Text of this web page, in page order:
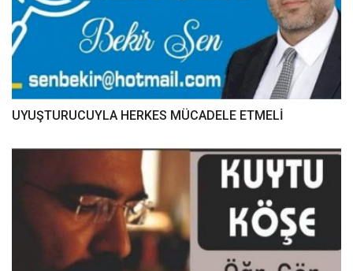
UYUŞTURUCUYLA HERKES MÜCADELE ETMELİ